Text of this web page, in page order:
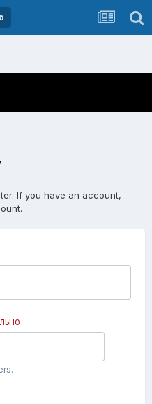
If you have an account,